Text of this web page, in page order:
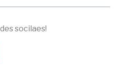
socilaes!